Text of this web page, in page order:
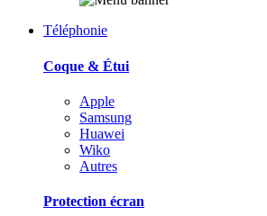
Téléphonie
Coque & Étui
Apple
Samsung
Huawei
Wiko
Autres
Protection écran